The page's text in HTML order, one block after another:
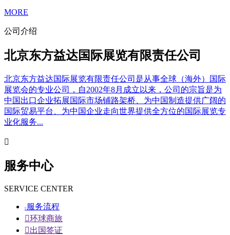
MORE
公司介绍
北京东方益达国际展览有限责任公司
北京东方益达国际展览有限责任公司是从事全球（海外）国际
展览会的专业公司，自2002年8月成立以来，公司的宗旨是为
中国出口企业拓展国际市场铺路架桥、为中国制造提供广阔的
国际贸易平台、为中国企业走向世界提供全方位的国际展览专
业化服务...

服务中心
SERVICE CENTER
 服务流程
环球商旅
出国签证